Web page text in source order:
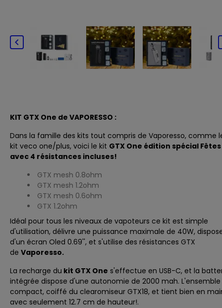

KIT GTX One de VAPORESSO :
Dans la famille des kits tout compris de Vaporesso, comme
kit veco one/plus, voici le kit GTX One édition spécial Fêtes
avec 4 résistances incluses!
GTX mesh 0.8ohm
GTX mesh 1.2ohm
GTX mesh 0.6ohm
GTX 1.2ohm
Idéal pour tous les niveaux de vapoteurs ce kit est simple
d'utilisation, délivre une puissance maximale de 40W,
d'un écran Oled 0.69'', et s'utilise des résistances GTX
de Vaporesso.
La recharge du kit GTX One s'effectue en USB-C, et la
intégrée dispose d'une autonomie de 2000 mah.
compact, coiffé du clearomiseur GTX18, et tient bien en
avec seulement 12.7 cm de hauteur!.